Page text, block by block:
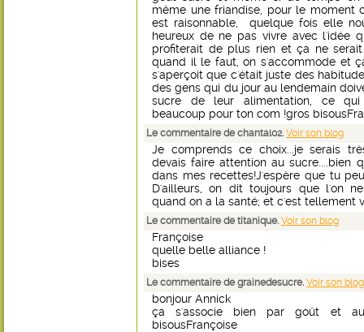
même une friandise, pour le moment
est raisonnable, quelque fois elle
heureux de ne pas vivre avec l'idée
profiterait de plus rien et ça ne
quand il le faut, on s'accommode et
s'aperçoit que c'était juste des
des gens qui du jour au lendemain
sucre de leur alimentation, ce
beaucoup pour ton com !gros
Le commentaire de chantal02. Voir son blog
Je comprends ce choix...je serais
devais faire attention au sucre....bien
dans mes recettes!J'espère que tu
D'ailleurs, on dit toujours que l'on
quand on a la santé; et c'est tellement
Le commentaire de titanique. Voir son blog
Françoise
quelle belle alliance !
bises
Le commentaire de grainedesucre. Voir son blog
bonjour Annick
ça s'associe bien par goût et
bisousFrançoise